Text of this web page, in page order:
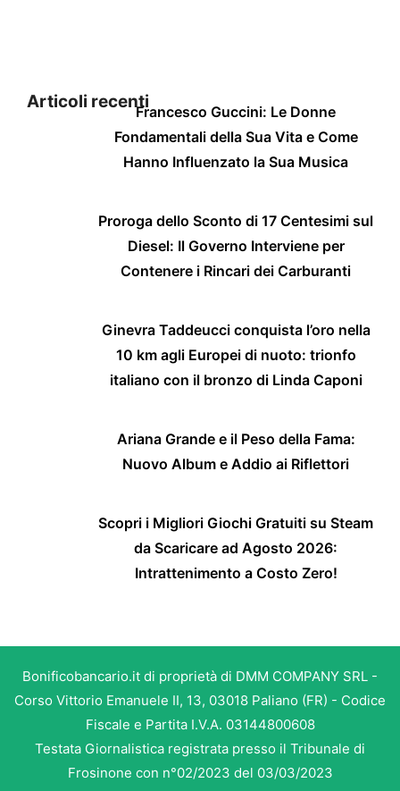
Articoli recentiFrancesco Guccini: Le Donne
Fondamentali della Sua Vita e Come
Hanno Influenzato la Sua Musica
Proroga dello Sconto di 17 Centesimi sul
Diesel: Il Governo Interviene per
Contenere i Rincari dei Carburanti
Ginevra Taddeucci conquista l’oro nella
10 km agli Europei di nuoto: trionfo
italiano con il bronzo di Linda Caponi
Ariana Grande e il Peso della Fama:
Nuovo Album e Addio ai Riflettori
Scopri i Migliori Giochi Gratuiti su Steam
da Scaricare ad Agosto 2026:
Intrattenimento a Costo Zero!
Bonificobancario.it di proprietà di DMM COMPANY SRL -
Corso Vittorio Emanuele II, 13, 03018 Paliano (FR) - Codice
Fiscale e Partita I.V.A. 03144800608
Testata Giornalistica registrata presso il Tribunale di
Frosinone con n°02/2023 del 03/03/2023